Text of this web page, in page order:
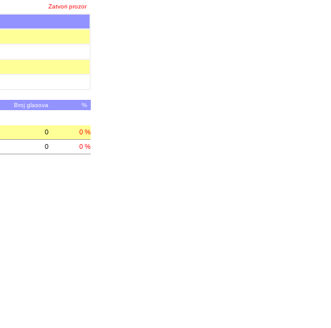
Zatvori prozor
Broj glasova %
0
0 %
0 0 %